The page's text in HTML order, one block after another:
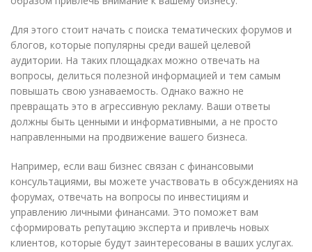
Для этого стоит начать с поиска тематических форумов и
блогов, которые популярны среди вашей целевой
аудитории. На таких площадках можно отвечать на
вопросы, делиться полезной информацией и тем самым
повышать свою узнаваемость. Однако важно не
превращать это в агрессивную рекламу. Ваши ответы
должны быть ценными и информативными, а не просто
направленными на продвижение вашего бизнеса.
Например, если ваш бизнес связан с финансовыми
консультациями, вы можете участвовать в обсуждениях на
форумах, отвечать на вопросы по инвестициям и
управлению личными финансами. Это поможет вам
сформировать репутацию эксперта и привлечь новых
клиентов, которые будут заинтересованы в ваших услугах.